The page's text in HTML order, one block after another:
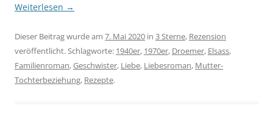
Weiterlesen →
Dieser Beitrag wurde am 7. Mai 2020 in 3 Sterne, Rezension
veröffentlicht. Schlagworte: 1940er, 1970er, Droemer, Elsass,
Familienroman,Geschwister, Liebe, Liebesroman, Mutter-
Tochterbeziehung, Rezepte.